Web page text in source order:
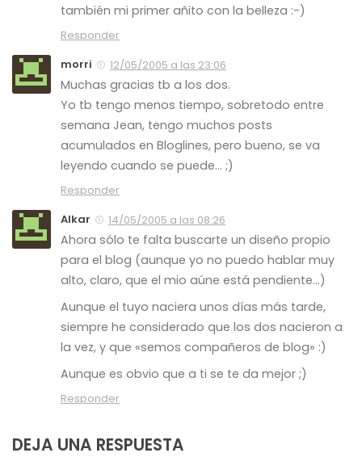
también mi primer añito con la belleza :-)
Responder
morri
12/05/2005 a las 23:06
Muchas gracias tb a los dos.
Yo tb tengo menos tiempo, sobretodo entre
semana Jean, tengo muchos posts
acumulados en Bloglines, pero bueno, se va
leyendo cuando se puede… ;)
Responder
Alkar
14/05/2005 a las 08:26
Ahora sólo te falta buscarte un diseño propio
para el blog (aunque yo no puedo hablar muy
alto, claro, que el mio aúne está pendiente…)
Aunque el tuyo naciera unos días más tarde,
siempre he considerado que los dos nacieron a
la vez, y que «semos compañeros de blog» :)
Aunque es obvio que a ti se te da mejor ;)
Responder
DEJA UNA RESPUESTA